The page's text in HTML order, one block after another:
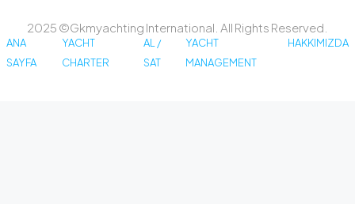
2025 ©Gkmyachting International. All Rights Reserved.
ANA
SAYFA
YACHT
CHARTER
AL /
SAT
YACHT
MANAGEMENT
HAKKIMIZDA